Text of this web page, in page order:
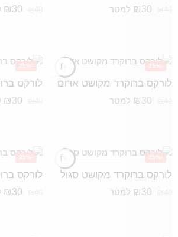
₪30 למטר ₪30
-25%
לורקס ברוקרד מקושט אדום
₪30 למטר
-25%
לורקס
₪30
-25%
לורקס ברוקרד מקושט סגול
₪30 למטר
-25%
לורקס
₪30